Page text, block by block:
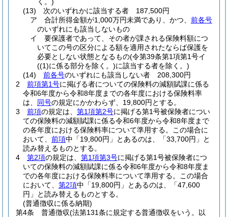
(13)
次のいずれかに該当する者 187,500円
ア
合計所得金額が1,000万円未満であり、かつ、 前各号
のいずれにも該当しないもの
イ
要保護者であって、その者が課される保険料額につ
いてこの号の区分による額を適用されたならば保護を
必要としない状態となるもの(令第39条第1項第1号イ
((1)に係る部分を除く。)に該当する者を除く。)
(14)
前各号のいずれにも該当しない者 208,300円
2
前項第1号に掲げる者についての保険料の減額賦課に係る
令和6年度から令和8年度までの各年度における保険料率
は、 同号の規定にかかわらず、19,800円とする。
3
前項の規定は、 第1項第2号に掲げる第1号被保険者につい
ての保険料の減額賦課に係る令和6年度から令和8年度まで
の各年度における保険料率について準用する。
この場合に
おいて、 前項中「19,800円」とあるのは、「33,700円」と
読み替えるものとする。
4
第2項の規定は、 第1項第3号に掲げる第1号被保険者につ
いての保険料の減額賦課に係る令和6年度から令和8年度ま
での各年度における保険料率について準用する。
この場合
において、 第2項中「19,800円」とあるのは、「47,600
円」と読み替えるものとする。
(普通徴収に係る納期)
第4条
普通徴収(法第131条に規定する普通徴収をいう。以